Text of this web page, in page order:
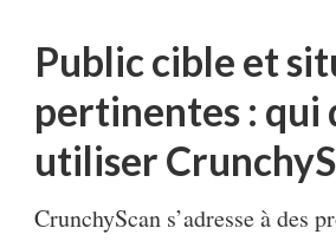
Public cible et
pertinentes : qui
utiliser
CrunchyScan s’adresse à des